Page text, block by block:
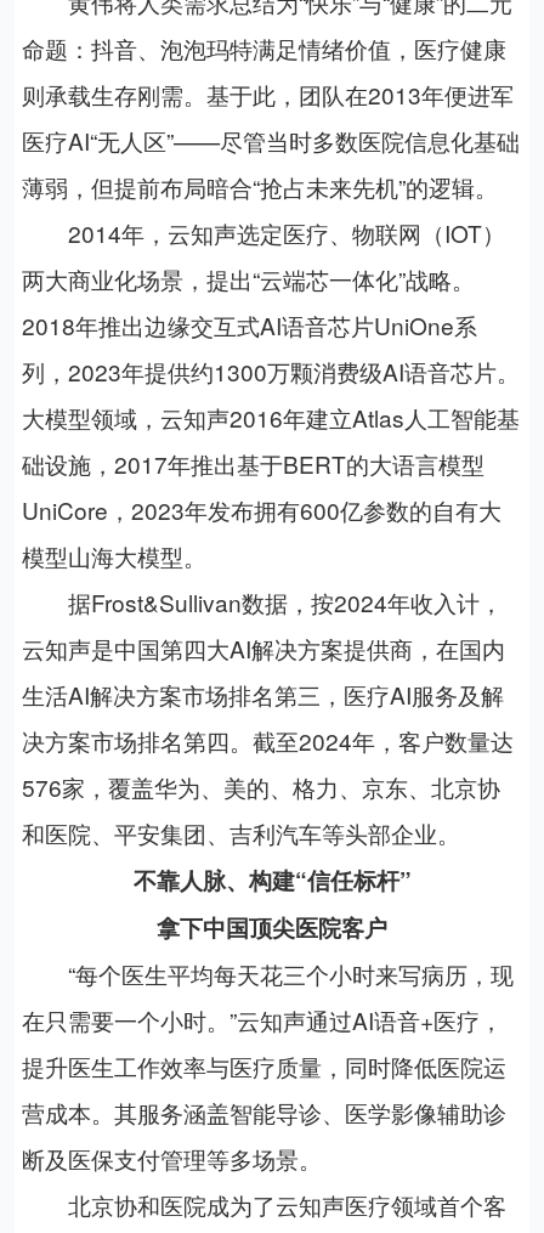
命题：抖音、泡泡玛特满足情绪价值，医疗健康
则承载生存刚需。基于此，团队在2013年便进军
医疗AI“无人区”——尽管当时多数医院信息化基础
薄弱，但提前布局暗合“抢占未来先机”的逻辑。
2014年，云知声选定医疗、物联网（IOT）
两大商业化场景，提出“云端芯一体化”战略。
2018年推出边缘交互式AI语音芯片UniOne系
列， 2023年提供约1300万颗消费级AI语音芯片。
大模型领域，云知声2016年建立Atlas人工智能基
础设施， 2017年推出基于BERT的大语言模型
UniCore ， 2023年发布拥有600亿参数的自有大
模型山海大模型。
据Frost&Sullivan数据，按2024年收入计，
云知声是中国第四大AI解决方案提供商，在国内
生活AI解决方案市场排名第三，医疗AI服务及解
决方案市场排名第四。截至2024年，客户数量达
576家，覆盖华为、美的、格力、京东、北京协
和医院、平安集团、吉利汽车等头部企业。
不靠人脉、构建“信任标杆”
拿下中国顶尖医院客户
“每个医生平均每天花三个小时来写病历，现
在只需要一个小时。”云知声通过AI语音+医疗，
提升医生工作效率与医疗质量，同时降低医院运
营成本。其服务涵盖智能导诊、医学影像辅助诊
断及医保支付管理等多场景。
北京协和医院成为了云知声医疗领域首个客